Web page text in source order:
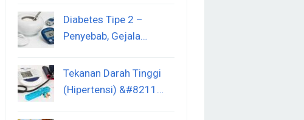
Diabetes Tipe 2 –
Penyebab, Gejala…
Tekanan Darah Tinggi
(Hipertensi) &#8211…